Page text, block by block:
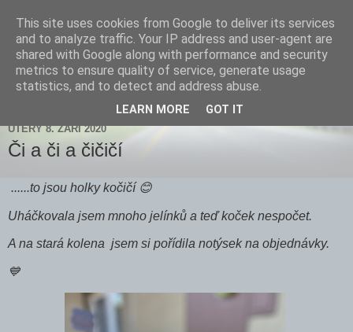
Zdenička
ÚTERÝ 8. ZÁŘÍ 2020
Či a či a čičičí
......to jsou holky kočičí 😊
Uháčkovala jsem mnoho jelínků a teď koček nespočet.
A na stará kolena jsem si pořídila notýsek na objednávky.
💙
This site uses cookies from Google to deliver its services
and to analyze traffic. Your IP address and user-agent are
shared with Google along with performance and security
metrics to ensure quality of service, generate usage
statistics, and to detect and address abuse.
LEARN MORE GOT IT